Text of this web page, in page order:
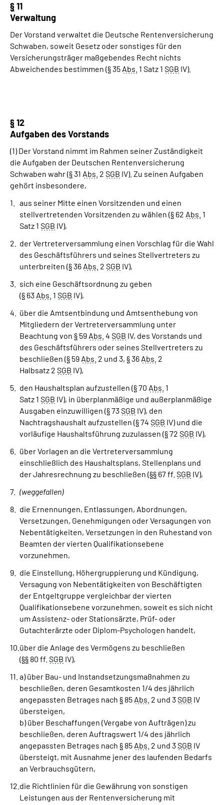
§11
Verwaltung
Der Vorstand verwaltet die Deutsche Rentenversicherung
Schwaben, soweit Gesetz oder sonstiges für den
Versicherungsträger maßgebendes Recht nichts
Abweichendes bestimmen (§35 Abs. 1 Satz 1 SGB IV).
§12
Aufgaben des Vorstands
(1) Der Vorstand nimmt im Rahmen seiner Zuständigkeit
die Aufgaben der Deutschen Rentenversicherung
Schwaben wahr (§31 Abs. 2 SGB IV). Zu seinen Aufgaben
gehört insbesondere,
aus seiner Mitte einen Vorsitzenden und einen
stellvertretenden Vorsitzenden zu wählen (§ 62 Abs. 1
Satz 1 SGB IV),
der Vertreterversammlung einen Vorschlag für die Wahl
des Geschäftsführers und seines Stellvertreters zu
unterbreiten (§36 Abs. 2 SGB IV),
sich eine Geschäftsordnung zu geben
(§ 63 Abs. 1 SGB IV),
über die Amtsentbindung und Amtsenthebung von
Mitgliedern der Vertreterversammlung unter
Beachtung von § 59 Abs. 4 SGB IV, des Vorstands und
des Geschäftsführers oder seines Stellvertreters zu
beschließen (§ 59 Abs. 2 und 3, §36 Abs. 2
Halbsatz 2 SGB IV),
den Haushaltsplan aufzustellen (§70 Abs. 1
Satz 1 SGB IV), in überplanmäßige und außerplanmäßige
Ausgaben einzuwilligen (§73SGB IV), den
Nachtragshaushalt aufzustellen (§74 SGB IV) und die
vorläufige Haushaltsführung zuzulassen (§72 SGB IV),
über Vorlagen an die Vertreterversammlung
einschließlich des Haushaltsplans, Stellenplans und
der Jahresrechnung zu beschließen (§§ 67 ff. SGB IV),
(weggefallen)
die Ernennungen, Entlassungen, Abordnungen,
Versetzungen, Genehmigungen oder Versagungen von
Nebentätigkeiten, Versetzungen in den Ruhestand von
Beamten der vierten Qualifikationsebene
vorzunehmen,
die Einstellung, Höhergruppierung und Kündigung,
Versagung von Nebentätigkeiten von Beschäftigten
der Entgeltgruppe vergleichbar der vierten
Qualifikationsebene vorzunehmen, soweit es sich nicht
um Assistenz- oder Stationsärzte, Prüf- oder
Gutachterärzte oder Diplom-Psychologen handelt,
über die Anlage des Vermögens zu beschließen
(§§ 80 ff. SGB IV),
a) über Bau- und Instandsetzungsmaßnahmen zu
beschließen, deren Gesamtkosten 1/4 des jährlich
angepassten Betrages nach § 85 Abs. 2 und 3SGB IV
übersteigen,
b) über Beschaffungen (Vergabe von Aufträgen) zu
beschließen, deren Auftragswert 1/4 des jährlich
angepassten Betrages nach § 85 Abs. 2 und 3SGB IV
übersteigt, mit Ausnahme jener des laufenden Bedarfs
an Verbrauchsgütern,
die Richtlinien für die Gewährung von sonstigen
Leistungen aus der Rentenversicherung mit